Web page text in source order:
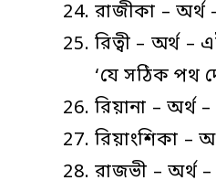
রাজীকা –
রিত্বী – অর্থ –
‘যে সঠিক পথ
রিয়ানা – অর্থ
রিয়াংশিকা –
রাজভী – অর্থ